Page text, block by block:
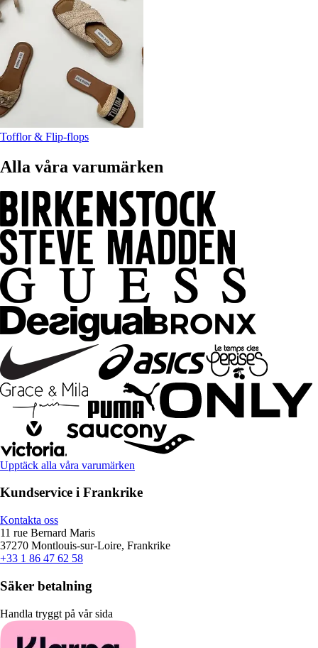
Tofflor & Flip-flops
Alla våra varumärken
Upptäck alla våra varumärken
Kundservice i Frankrike
Kontakta oss
11 rue Bernard Maris
37270 Montlouis-sur-Loire, Frankrike
+33 1 86 47 62 58
Säker betalning
Handla tryggt på vår sida